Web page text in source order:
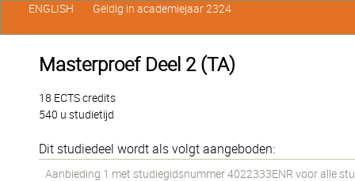
Masterproef Deel 2 (TA)
18 ECTS credits
540 u studietijd
Dit studiedeel wordt als volgt aangeboden:
Aanbieding 1 met studiegidsnummer 4022333ENR voor alle
ENGLISH Geldig in academiejaar 2324